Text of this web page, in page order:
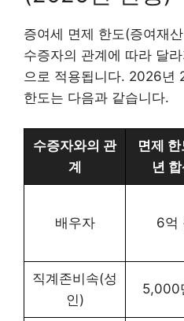
증여세 면제 한도(증여재
수증자의 관계에 따라 달
으로 적용됩니다. 2026년
한도는 다음과 같습니다.
수증자와의 관
계
면제
년
배우자 6억
직계존비속(성
인)
5,000